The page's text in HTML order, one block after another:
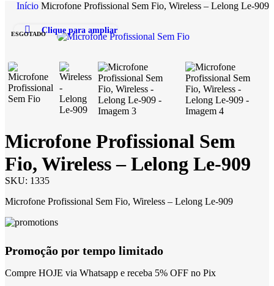
Início Microfone Profissional Sem Fio, Wireless – Lelong Le-909
ESGOTADOClique para ampliar
Microfone Profissional Sem
Fio, Wireless – Lelong Le-909
SKU: 1335
Microfone Profissional Sem Fio, Wireless – Lelong Le-909
Promoção por tempo limitado
Compre HOJE via Whatsapp e receba 5% OFF no Pix